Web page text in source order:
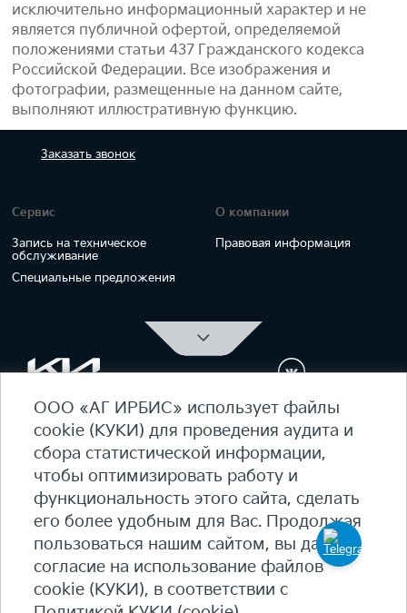
исключительно информационный характер и не
является публичной офертой, определяемой
положениями статьи 437 Гражданского кодекса
Российской Федерации. Все изображения и
фотографии, размещенные на данном сайте,
выполняют иллюстративную функцию.
Заказать звонок
Сервис
Запись на техническое
обслуживание
Специальные предложения
О компании
Правовая информация
ОФИЦИАЛЬНЫЙ ДИЛЕР Kia Ирбис
ежедневно 09:00 - 21:00
7 (495) 476-39-64
Карта сайта
Политика конфиденциальности
Политика КУКИ (cookie)
+7(495) 644-18-18
© 2026 Студеный пр-д, 7Б - 90 км МКАД, внутренняя
ООО «АГ ИРБИС» использует файлы
cookie (КУКИ) для проведения аудита и
сбора статистической информации,
чтобы оптимизировать работу и
функциональность этого сайта, сделать
его более удобным для Вас. Продолжая
пользоваться нашим сайтом, вы даете
согласие на использование файлов
cookie (КУКИ), в соответствии с